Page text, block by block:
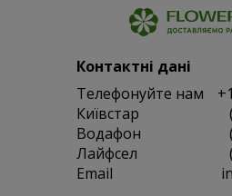
Контактні дані
Телефонуйте нам
Київстар
Водафон
Лайфсел
Email